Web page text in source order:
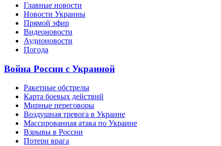
Главные новости
Новости Украины
Прямой эфир
Видеоновости
Аудионовости
Погода
Война России с Украиной
Ракетные обстрелы
Карта боевых действий
Мирные переговоры
Воздушная тревога в Украине
Массированная атака по Украине
Взрывы в России
Потери врага